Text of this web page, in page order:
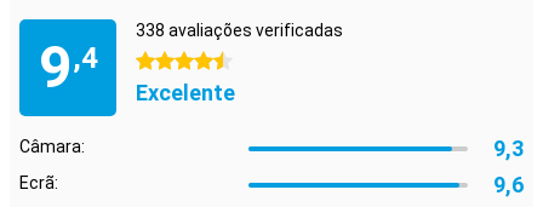
9,4
338 avaliações verificadas
4.5 estrelas
Excelente
Câmara: 9,3
Ecrã: 9,6